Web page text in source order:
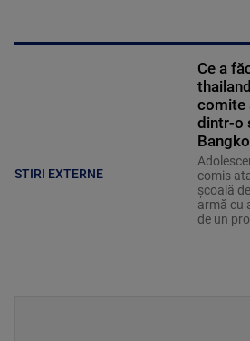
STIRI EXTERNE
Ce a
comite
dintr-o
comis
şcoală
armă cu
de un